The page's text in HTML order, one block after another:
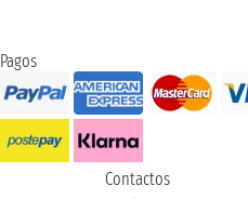
Pagos
Contactos